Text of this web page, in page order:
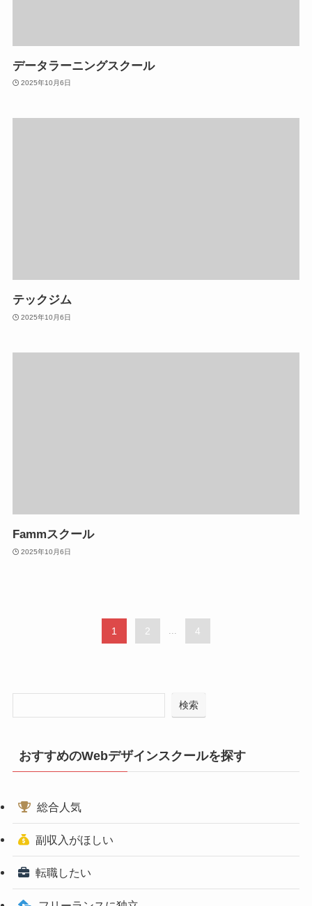
データラーニングスクール
2025年10月6日
テックジム
2025年10月6日
Fammスクール
2025年10月6日
1 2 ... 4
検索
おすすめのWebデザインスクールを探す
総合人気
副収入がほしい
転職したい